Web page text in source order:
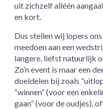
uit zichzelf alléén
en kort.
Dus stellen wij lopers
meedoen aan een
langere, liefst natuurlijk
Zo’n event is maar een
doeldelen bij zoals
“winnen” (voor een
gaan” (voor de oudjes),